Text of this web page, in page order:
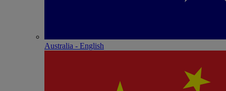
Australia - English